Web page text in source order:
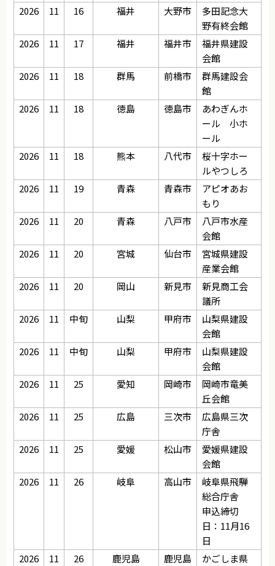
2026
11 16 福井 大野市
多田記念大
野有終会館
2026
11 17 福井 福井市
福井県建設
会館
2026
11 18 群馬 前橋市
群馬建設会
館
2026
11 18 徳島 徳島市
あわぎんホ
ール 小ホ
ール
2026
11 18 熊本 八代市
桜十字ホー
ルやつしろ
2026
11 19 青森 青森市
アピオあお
もり
2026
11 20 青森 八戸市
八戸市水産
会館
2026
11 20 宮城 仙台市
宮城県建設
産業会館
2026
11 20 岡山 新見市
新見商工会
議所
2026
11 中旬 山梨 甲府市
山梨県建設
会館
2026
11 中旬 山梨 甲府市
山梨県建設
会館
2026
11 25 愛知 岡崎市
岡崎市竜美
丘会館
2026
11 25 広島 三次市
広島県三次
庁舎
2026
11 25 愛媛 松山市
愛媛県建設
会館
2026
11 26 岐阜 高山市
岐阜県飛騨
総合庁舎
申込締切
日：11月16
日
2026
11 26 鹿児島 鹿児島 かごしま県